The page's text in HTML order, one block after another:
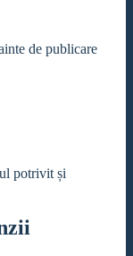
de publicare
potrivit și